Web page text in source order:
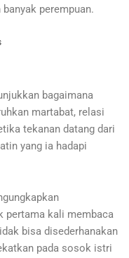
perempuan.
bagaimana
martabat, relasi
tekanan datang dari
yang ia hadapi
pertama kali membaca
bisa disederhanakan
pada sosok istri